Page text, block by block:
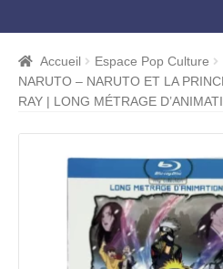
Albums BD
Objets BD
Images BD
Miniatures
Accueil Espace Pop Culture
NARUTO – NARUTO ET LA
RAY | LONG MÉTRAGE